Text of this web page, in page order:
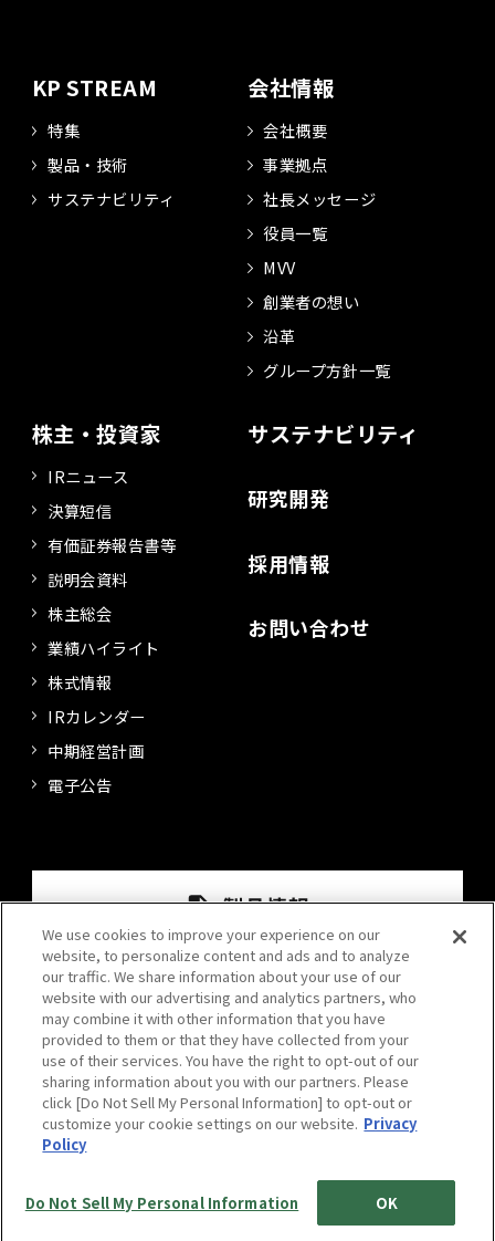
KP STREAM
特集
製品・技術
サステナビリティ
会社情報
会社概要
事業拠点
社長メッセージ
役員一覧
MVV
創業者の想い
沿革
グループ方針一覧
株主・投資家
IRニュース
決算短信
有価証券報告書等
説明会資料
株主総会
業績ハイライト
株式情報
IRカレンダー
中期経営計画
電子公告
サステナビリティ
研究開発
採用情報
お問い合わせ
プライバシーポリシー
情報セキュリティポリシー
サイトポリシー
© 2024 Kansai Paint Co.,Ltd. All rights reserved.
We use cookies to improve your experience on our
website, to personalize content and ads and to analyze
our traffic. We share information about your use of our
website with our advertising and analytics partners, who
may combine it with other information that you have
provided to them or that they have collected from your
use of their services. You have the right to opt-out of our
sharing information about you with our partners. Please
click [Do Not Sell My Personal Information] to opt-out or
customize your cookie settings on our website. Privacy
Policy
Do Not Sell My Personal Information OK